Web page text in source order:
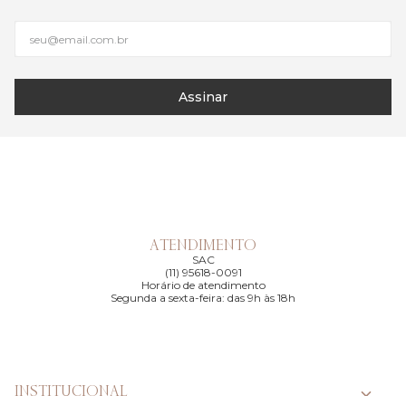
Assinar
ATENDIMENTO
SAC
(11) 95618-0091
Horário de atendimento
Segunda a sexta-feira: das 9h às 18h
INSTITUCIONAL